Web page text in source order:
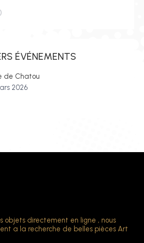
ÉVÉNEMENTS
de Chatou
2026
objets directement en ligne , nous
a la recherche de belles pièces Art